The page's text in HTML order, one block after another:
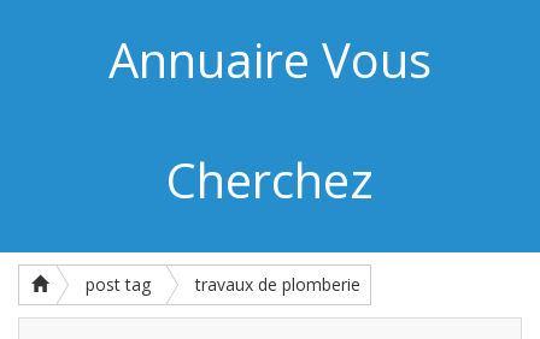
Annuaire Vous
Cherchez
post tag travaux de plomberie